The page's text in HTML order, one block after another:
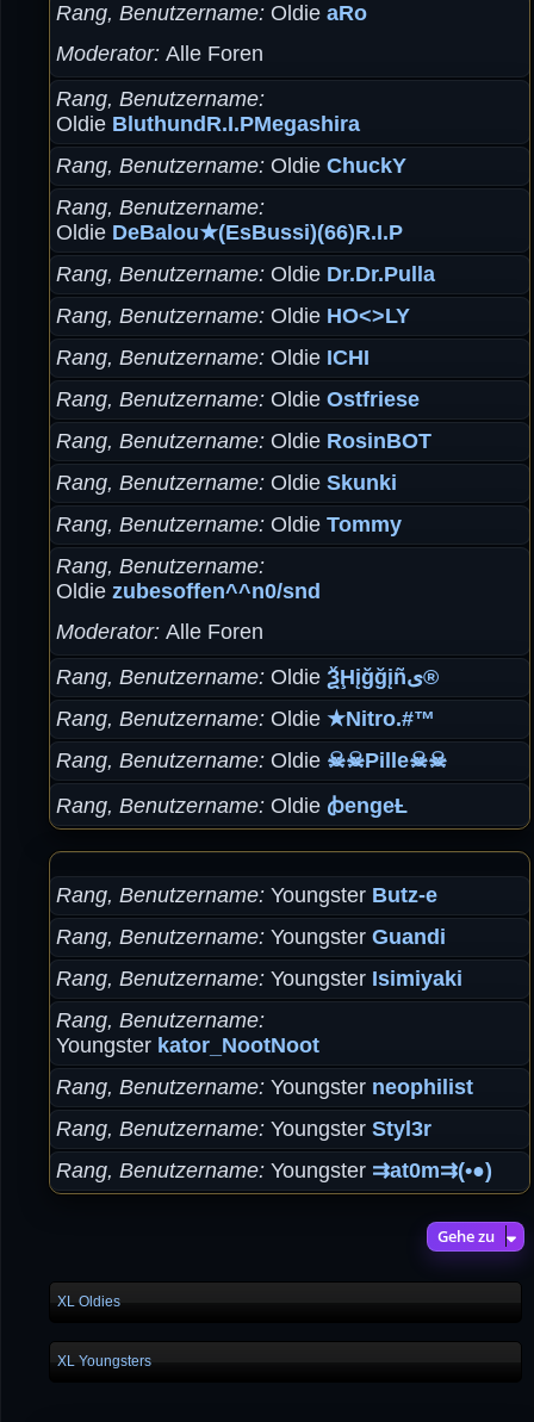
Rang, Benutzername Oldie aRo
Moderator Alle Foren
Rang, Benutzername
Oldie BluthundR.I.PMegashira
Rang, Benutzername Oldie ChuckY
Rang, Benutzername
Oldie DeBalou★(EsBussi)(66)R.I.P
Rang, Benutzername Oldie Dr.Dr.Pulla
Rang, Benutzername Oldie HO<>LY
Rang, Benutzername Oldie ICHI
Rang, Benutzername Oldie Ostfriese
Rang, Benutzername Oldie RosinBOT
Rang, Benutzername Oldie Skunki
Rang, Benutzername Oldie Tommy
Rang, Benutzername
Oldie zubesoffen^^n0/snd
Moderator Alle Foren
Rang, Benutzername Oldie
ѮḨįğğįñى®
Rang, Benutzername Oldie ★Nitro.#™
Rang, Benutzername Oldie ☠☠Pille☠☠
Rang, Benutzername Oldie ꞗengeȽ
Rang, Benutzername Youngster Butz-e
Rang, Benutzername Youngster Guandi
Rang, Benutzername Youngster Isimiyaki
Rang, Benutzername
Youngster kator_NootNoot
Rang, Benutzername Youngster neophilist
Rang, Benutzername Youngster Styl3r
Rang, Benutzername Youngster ⇉at0m⇉(•●)
Gehe zu
XL Oldies
XL Youngsters